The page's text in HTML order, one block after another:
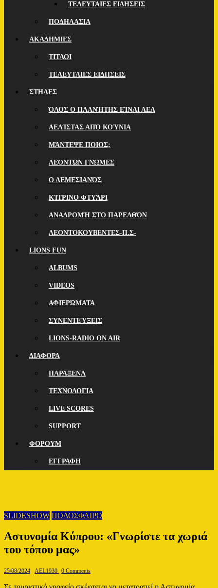
ΤΕΛΕΥΤΑΙΕΣ ΕΙΔΗΣΕΙΣ
ΠΟΔΗΛΑΣΙΑ
ΑΚΑΔΗΜΙΕΣ
ΤΙΤΛΟΙ
ΤΕΛΕΥΤΑΙΕΣ ΕΙΔΗΣΕΙΣ
ΣΤΗΛΕΣ
ΌΛΟΣ Ο ΠΛΑΝΉΤΗΣ ΕΊΝΑΙ ΑΕΛ
ΑΕΛΊΣΤΑΣ ΑΠΌ ΚΟΎΝΙΑ
ΜΆΝΤΕΨΕ ΠΟΙOΣ;
ΛΕΌΝΤΩΝ ΓΝΏΜΕΣ
Ο ΛΕΜΕΣΙΑΝΌΣ
ΚΊΤΡΙΝΟ ΦΤΥΆΡΙ
ΑΝΑΔΡΟΜΉ ΣΤΟ ΠΑΡΕΛΘΌΝ
ΛΕΟΝΤΟΚΟΥΒΕΝΤΕΣ-Π.Σ-
LIONS FUN
ALBUMS
VIDEOS
ΑΦΙΕΡΏΜΑΤΑ
ΣΥΝΕΝΤΕΎΞΕΙΣ
LIONS-RADIO ON AIR
ΔΙΑΦΟΡΑ
ΠΑΡΑΞΕΝΑ
ΤΕΧΝΟΛΟΓΙΑ
LIVE SCORES
SUPPORT
ΦΟΡΟΥΜ
ΕΓΓΡΑΦΗ
SLIDESHOW ΠΟΔΟΣΦΑΙΡΟ
Αστυνομία Κύπρου: «Γνωρίστε τα χωριά
του τόπου μας»
25/08/2024 AEL1930 0 Comments